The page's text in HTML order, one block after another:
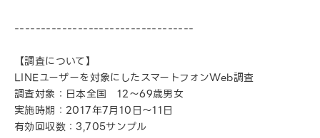
----------------------------------
【調査について】
LINEユーザーを対象にしたスマートフォンWeb調査
調査対象：日本全国 12～69歳男女
実施時期：2017年7月10日～11日
有効回収数：3,705サンプル